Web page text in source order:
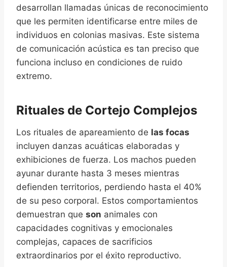
desarrollan llamadas únicas de reconocimiento
que les permiten identificarse entre miles de
individuos en colonias masivas. Este sistema
de comunicación acústica es tan preciso que
funciona incluso en condiciones de ruido
extremo.
Rituales de Cortejo Complejos
Los rituales de apareamiento de las focas
incluyen danzas acuáticas elaboradas y
exhibiciones de fuerza. Los machos pueden
ayunar durante hasta 3 meses mientras
defienden territorios, perdiendo hasta el 40%
de su peso corporal. Estos comportamientos
demuestran que son animales con
capacidades cognitivas y emocionales
complejas, capaces de sacrificios
extraordinarios por el éxito reproductivo.